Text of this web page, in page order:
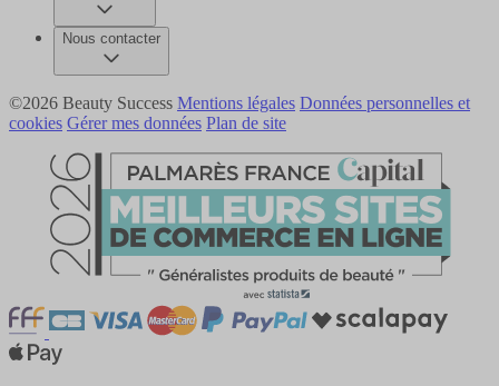
Nous contacter
©2026 Beauty Success Mentions légales Données personnelles et
cookies Gérer mes données Plan de site